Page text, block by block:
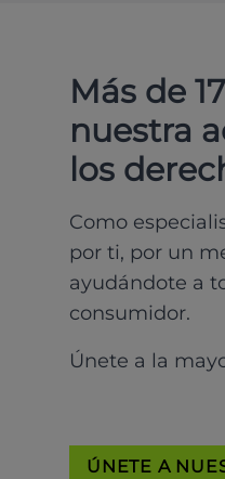
Más de
nuestra
los
Como
por ti, por un
ayudándote a
consumidor.
Únete a la
ÚNETE A